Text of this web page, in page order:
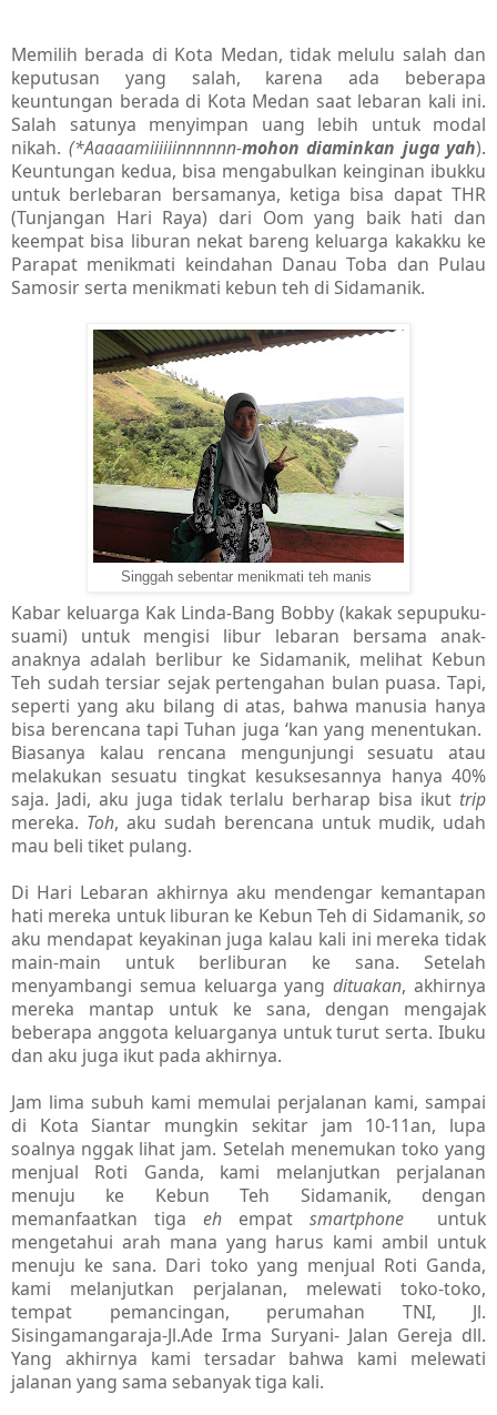
Memilih berada di Kota Medan, tidak melulu salah dan
keputusan yang salah, karena ada beberapa
keuntungan berada di Kota Medan saat lebaran kali ini.
Salah satunya menyimpan uang lebih untuk modal
nikah. (*Aaaaamiiiiiinnnnnn-mohon diaminkan juga yah).
Keuntungan kedua, bisa mengabulkan keinginan ibukku
untuk berlebaran bersamanya, ketiga bisa dapat THR
(Tunjangan Hari Raya) dari Oom yang baik hati dan
keempat bisa liburan nekat bareng keluarga kakakku ke
Parapat menikmati keindahan Danau Toba dan Pulau
Samosir serta menikmati kebun teh di Sidamanik.
Singgah sebentar menikmati teh manis
Kabar keluarga Kak Linda-Bang Bobby (kakak sepupuku-
suami) untuk mengisi libur lebaran bersama anak-
anaknya adalah berlibur ke Sidamanik, melihat Kebun
Teh sudah tersiar sejak pertengahan bulan puasa. Tapi,
seperti yang aku bilang di atas, bahwa manusia hanya
bisa berencana tapi Tuhan juga ‘kan yang menentukan.
Biasanya kalau rencana mengunjungi sesuatu atau
melakukan sesuatu tingkat kesuksesannya hanya 40%
saja. Jadi, aku juga tidak terlalu berharap bisa ikut trip
mereka. Toh, aku sudah berencana untuk mudik, udah
mau beli tiket pulang.
Di Hari Lebaran akhirnya aku mendengar kemantapan
hati mereka untuk liburan ke Kebun Teh di Sidamanik, so
aku mendapat keyakinan juga kalau kali ini mereka tidak
main-main untuk berliburan ke sana. Setelah
menyambangi semua keluarga yangdituakan, akhirnya
mereka mantap untuk ke sana, dengan mengajak
beberapa anggota keluarganya untuk turut serta. Ibuku
dan aku juga ikut pada akhirnya.
Jam lima subuh kami memulai perjalanan kami, sampai
di Kota Siantar mungkin sekitar jam 10-11an, lupa
soalnya nggak lihat jam. Setelah menemukan toko yang
menjual Roti Ganda, kami melanjutkan perjalanan
menuju ke Kebun Teh Sidamanik, dengan
memanfaatkan tiga eh empat smartphone untuk
mengetahui arah mana yang harus kami ambil untuk
menuju ke sana. Dari toko yang menjual Roti Ganda,
kami melanjutkan perjalanan, melewati toko-toko,
tempat pemancingan, perumahan TNI, Jl.
Sisingamangaraja-Jl.Ade Irma Suryani- Jalan Gereja dll.
Yang akhirnya kami tersadar bahwa kami melewati
jalanan yang sama sebanyak tiga kali.